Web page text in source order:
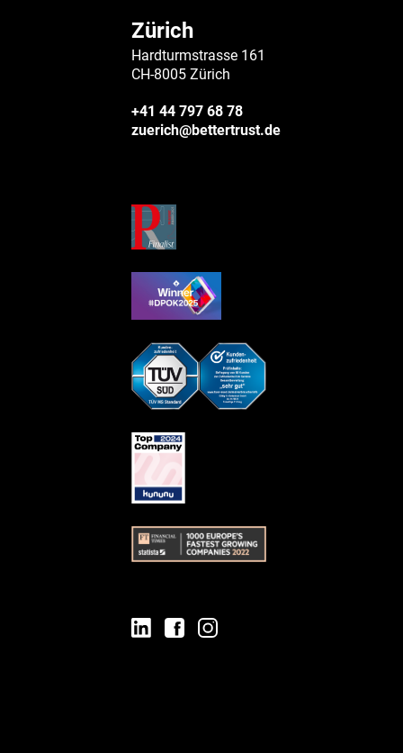
Zürich
Hardturmstrasse 161
CH-8005 Zürich
+41 44 797 68 78
zuerich@bettertrust.de